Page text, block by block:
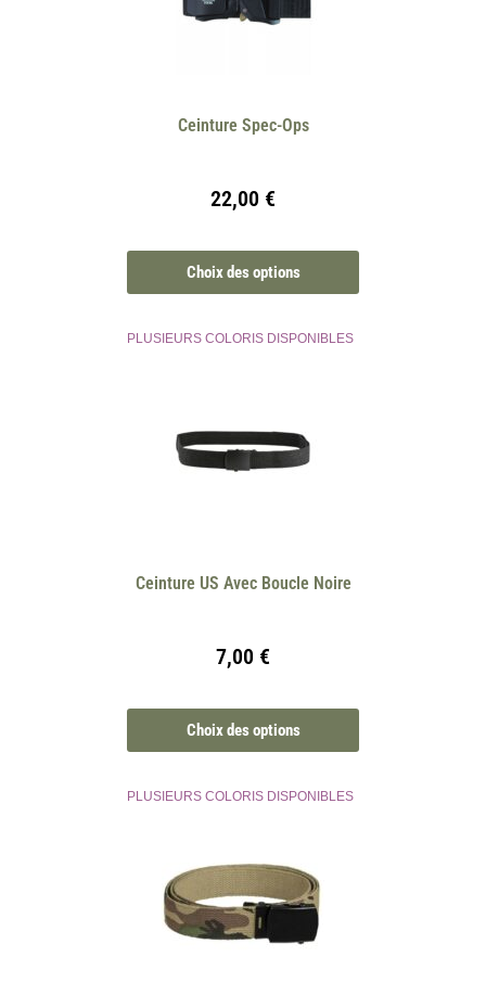
Ceinture Spec-Ops
22,00 €
Choix des options
PLUSIEURS COLORIS DISPONIBLES
Ceinture US Avec Boucle Noire
7,00 €
Choix des options
PLUSIEURS COLORIS DISPONIBLES